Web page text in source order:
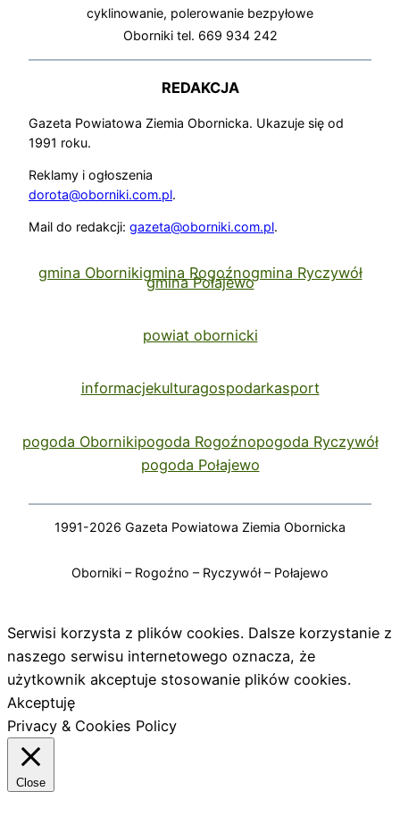
cyklinowanie, polerowanie bezpyłowe
Oborniki tel. 669 934 242
REDAKCJA
Gazeta Powiatowa Ziemia Obornicka. Ukazuje się od
1991 roku.
Reklamy i ogłoszenia
dorota@oborniki.com.pl.
Mail do redakcji: gazeta@oborniki.com.pl.
gmina Obornikigmina Rogoźnogmina Ryczywół
gmina Połajewo
powiat obornicki
informacjekulturagospodarkasport
pogoda Obornikipogoda Rogoźnopogoda Ryczywół
pogoda Połajewo
1991-2026 Gazeta Powiatowa Ziemia Obornicka
Oborniki – Rogoźno – Ryczywół – Połajewo
Serwisi korzysta z plików cookies. Dalsze korzystanie z
naszego serwisu internetowego oznacza, że
użytkownik akceptuje stosowanie plików cookies.
Akceptuję
Privacy & Cookies Policy
Close